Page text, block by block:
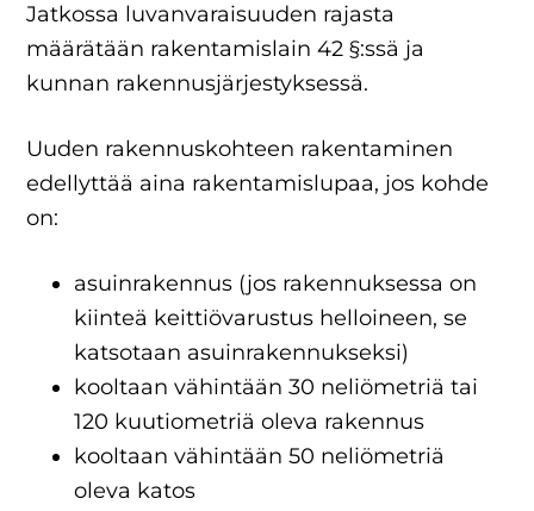
Jatkossa luvanvaraisuuden rajasta
määrätään rakentamislain 42 §:ssä ja
kunnan rakennusjärjestyksessä.
Uuden rakennuskohteen rakentaminen
edellyttää aina rakentamislupaa, jos kohde
on:
asuinrakennus (jos rakennuksessa on
kiinteä keittiövarustus helloineen, se
katsotaan asuinrakennukseksi)
kooltaan vähintään 30 neliömetriä tai
120 kuutiometriä oleva rakennus
kooltaan vähintään 50 neliömetriä
oleva katos